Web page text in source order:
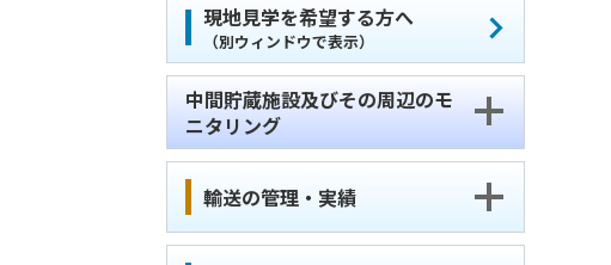
現地見学を希望する方へ
（別ウィンドウで表示）
中間貯蔵施設及びその周辺のモ
ニタリング
輸送の管理・実績